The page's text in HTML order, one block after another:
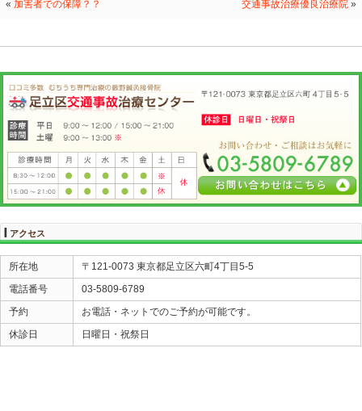
皆さんも 身の回りで 同じような方を見かけましたら
是非とも ご注意ください！
もし 事故に遭ってしまったら 早めに 警察にご連絡
当院にご相談ください！
お問い合わせ先は
優良交通事故治療院
藪野鍼灸接骨院
«加害者での保障？？